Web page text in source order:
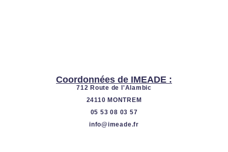
Coordonnées de IMEADE :
712 Route de l'Alambic
24110 MONTREM
05 53 08 03 57
info@imeade.fr